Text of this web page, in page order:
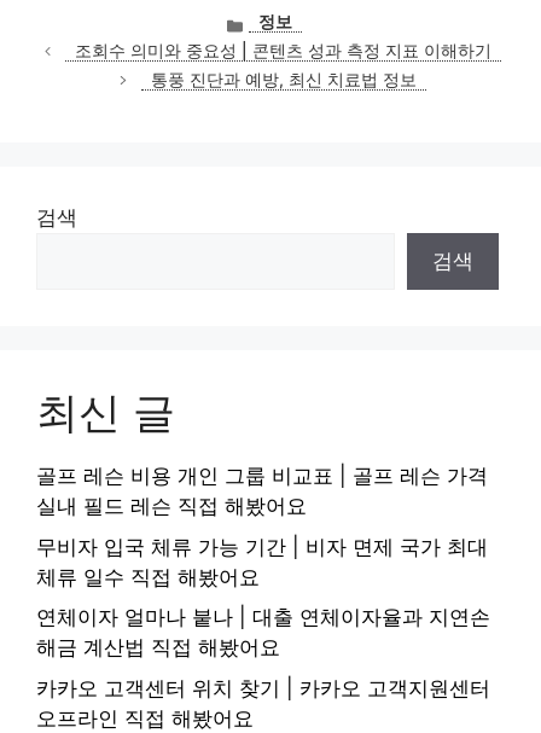
카
테
고
리
정보
조회수 의미와 중요성 | 콘텐츠 성과 측정 지표 이해하기
통풍 진단과 예방, 최신 치료법 정보
검색
검색
최신 글
골프 레슨 비용 개인 그룹 비교표 | 골프 레슨 가격
실내 필드 레슨 직접 해봤어요
무비자 입국 체류 가능 기간 | 비자 면제 국가 최대
체류 일수 직접 해봤어요
연체이자 얼마나 붙나 | 대출 연체이자율과 지연손
해금 계산법 직접 해봤어요
카카오 고객센터 위치 찾기 | 카카오 고객지원센터
오프라인 직접 해봤어요